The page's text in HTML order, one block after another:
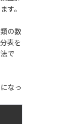
す。
の数
表を
で
なっ